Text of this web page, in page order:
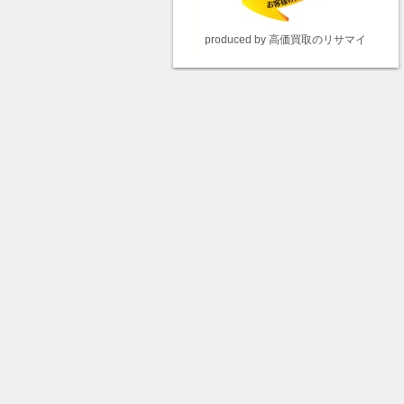
produced by 高価買取のリサマイ